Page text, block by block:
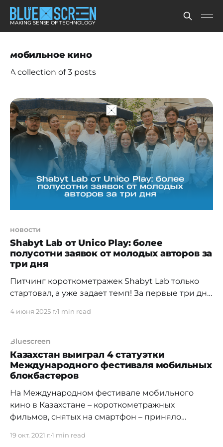
MAKING SENSE OF TECHNOLOGY
мобильное кино
A collection of 3 posts
новости
Shabyt Lab от Unico Play: более
полусотни заявок от молодых авторов за
три дня
Питчинг короткометражек Shabyt Lab только
стартовал, а уже задает темп! За первые три дня
своими историями и сделать первый шаг в
большое кино. Shabyt Lab — это первая в
Казахстане программа, объединяющая
4 июня 2025 г.1 min read
Bluescreen
Казахстан выиграл 4 статуэтки
Международного фестиваля мобильных
блокбастеров
На Международном фестивале мобильного
кино в Казахстане – короткометражных
фильмов, снятых на смартфон – приняло
19 окт. 2021 г.1 min read